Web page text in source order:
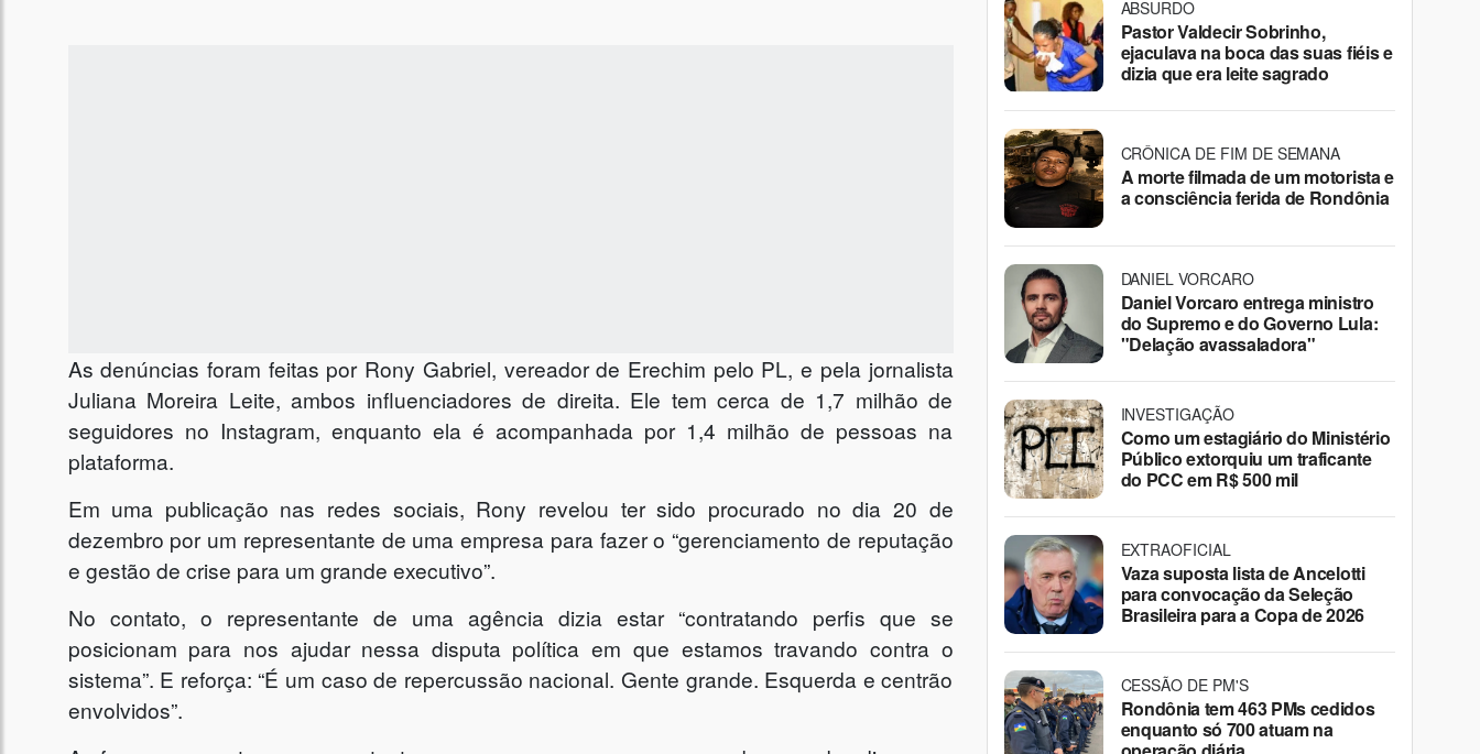
As denúncias foram feitas por Rony Gabriel, vereador de Erechim pelo PL, e pela jornalista
Juliana Moreira Leite, ambos influenciadores de direita. Ele tem cerca de 1,7 milhão de
seguidores no Instagram, enquanto ela é acompanhada por 1,4 milhão de pessoas na
plataforma.
Em uma publicação nas redes sociais, Rony revelou ter sido procurado no dia 20 de
dezembro por um representante de uma empresa para fazer o “gerenciamento de reputação
e gestão de crise para um grande executivo”.
No contato, o representante de uma agência dizia estar “contratando perfis que se
posicionam para nos ajudar nessa disputa política em que estamos travando contra o
sistema”. E reforça: “É um caso de repercussão nacional. Gente grande. Esquerda e centrão
envolvidos”.
ABSURDO
Pastor Valdecir Sobrinho,
ejaculava na boca das suas fiéis e
dizia que era leite sagrado
CRÔNICA DE FIM DE SEMANA
A morte filmada de um motorista e
a consciência ferida de Rondônia
DANIEL VORCARO
Daniel Vorcaro entrega ministro
do Supremo e do Governo Lula:
"Delação avassaladora"
INVESTIGAÇÃO
Como um estagiário do Ministério
Público extorquiu um traficante
do PCC em R$ 500 mil
EXTRAOFICIAL
Vaza suposta lista de Ancelotti
para convocação da Seleção
Brasileira para a Copa de 2026
CESSÃO DE PM'S
Rondônia tem 463 PMs cedidos
enquanto só 700 atuam na